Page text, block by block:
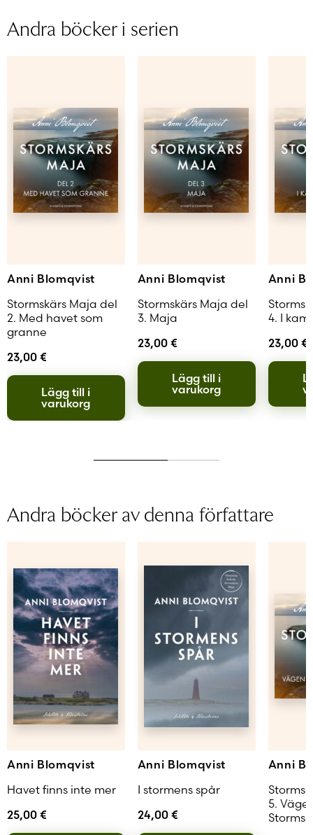
Maja skrev Blomqvist ett flertal uppskattade
romaner och självbiografiska verk om livet i
Ljudfils längd
Andra böcker i serien
Anni Blomqvist
Stormskärs Maja del
2. Med havet som
granne
23,00 €
Lägg till i
varukorg
Anni Blomqvist
Stormskärs Maja del
3. Maja
23,00 €
Lägg till i
varukorg
Anni
4. I
23,00 €
Andra böcker av denna författare
Anni Blomqvist
Havet finns inte mer
25,00 €
Anni Blomqvist
I stormens spår
24,00 €
Anni
5.